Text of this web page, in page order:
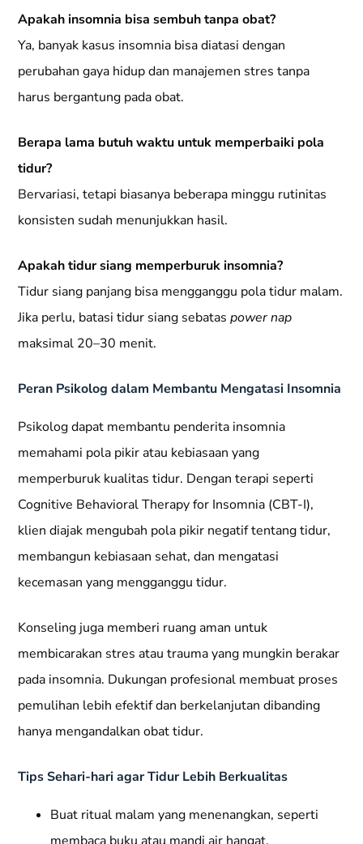
Apakah insomnia bisa sembuh tanpa obat?
Ya, banyak kasus insomnia bisa diatasi dengan
perubahan gaya hidup dan manajemen stres tanpa
harus bergantung pada obat.
Berapa lama butuh waktu untuk memperbaiki pola
tidur?
Bervariasi, tetapi biasanya beberapa minggu rutinitas
konsisten sudah menunjukkan hasil.
Apakah tidur siang memperburuk insomnia?
Tidur siang panjang bisa mengganggu pola tidur malam.
Jika perlu, batasi tidur siang sebataspower nap
maksimal 20–30 menit.
Peran Psikolog dalam Membantu Mengatasi Insomnia
Psikolog dapat membantu penderita insomnia
memahami pola pikir atau kebiasaan yang
memperburuk kualitas tidur. Dengan terapi seperti
Cognitive Behavioral Therapy for Insomnia (CBT-I),
klien diajak mengubah pola pikir negatif tentang tidur,
membangun kebiasaan sehat, dan mengatasi
kecemasan yang mengganggu tidur.
Konseling juga memberi ruang aman untuk
membicarakan stres atau trauma yang mungkin berakar
pada insomnia. Dukungan profesional membuat proses
pemulihan lebih efektif dan berkelanjutan dibanding
hanya mengandalkan obat tidur.
Tips Sehari-hari agar Tidur Lebih Berkualitas
Buat ritual malam yang menenangkan, seperti